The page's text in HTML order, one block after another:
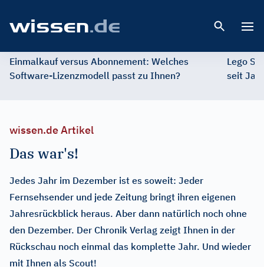
Einmalkauf versus Abonnement: Welches
Software-Lizenzmodell passt zu Ihnen?
Lego
seit
wissen.de Artikel
Das war's!
Jedes Jahr im Dezember ist es soweit: Jeder
Fernsehsender und jede Zeitung bringt ihren eigenen
Jahresrückblick heraus. Aber dann natürlich noch ohne
den Dezember. Der Chronik Verlag zeigt Ihnen in der
Rückschau noch einmal das komplette Jahr. Und wieder
mit Ihnen als Scout!